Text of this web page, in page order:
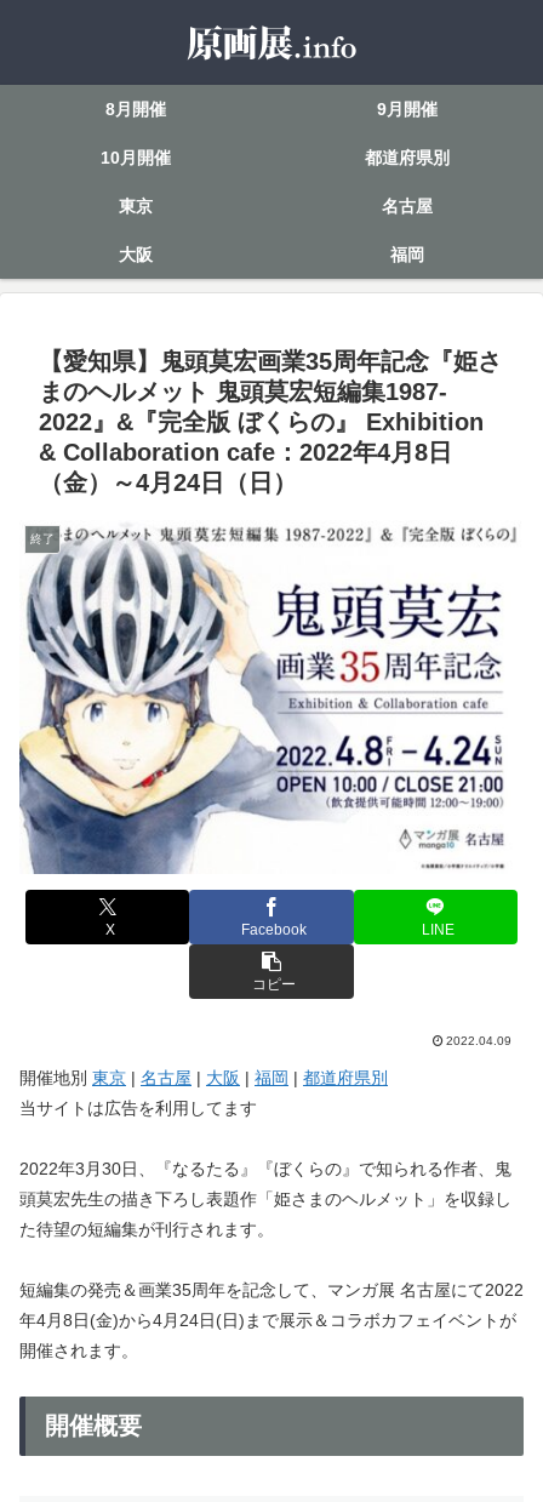
8月開催 9月開催
10月開催 都道府県別
東京 名古屋
大阪 福岡
【愛知県】鬼頭莫宏画業35周年記念『姫さ
まのヘルメット 鬼頭莫宏短編集1987-
2022』&『完全版 ぼくらの』 Exhibition
& Collaboration cafe：2022年4月8日
（金）～4月24日（日）
終了
X Facebook LINE
コピー
2022.04.09
開催地別 東京 | 名古屋 | 大阪 | 福岡 | 都道府県別
当サイトは広告を利用してます
2022年3月30日、『なるたる』『ぼくらの』で知られる作者、鬼
頭莫宏先生の描き下ろし表題作「姫さまのヘルメット」を収録し
た待望の短編集が刊行されます。
短編集の発売＆画業35周年を記念して、マンガ展 名古屋にて2022
年4月8日(金)から4月24日(日)まで展示＆コラボカフェイベントが
開催されます。
開催概要